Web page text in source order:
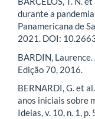
durante a
Panamericana de
2021. DOI:
BARDIN,
Edição 70, 2016.
BERNARDI, G. et
anos iniciais sobre
Ideias, v. 10, n. 1,